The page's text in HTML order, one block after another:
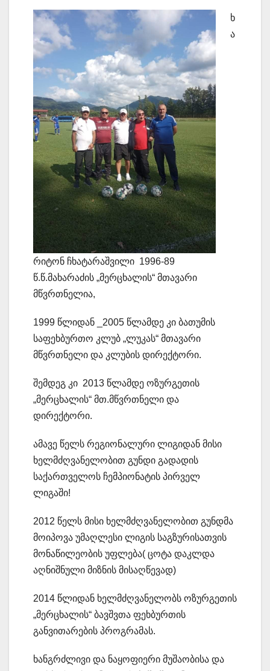
ხ
ა
რიტონ ჩხატარაშვილი 1996-89
წ.წ.მახარაძის „მერცხალის“ მთავარი
მწვრთნელია,
1999 წლიდან _2005 წლამდე კი ბათუმის
საფეხბურთო კლუბ „ლუკას“ მთავარი
მწვრთნელი და კლუბის დირექტორი.
შემდეგ კი 2013 წლამდე ოზურგეთის
„მერცხალის“ მთ.მწვრთნელი და
დირექტორი.
ამავე წელს რეგიონალური ლიგიდან მისი
ხელმძღვანელობით გუნდი გადადის
საქართველოს ჩემპიონატის პირველ
ლიგაში!
2012 წელს მისი ხელმძღვანელობით გუნდმა
მოიპოვა უმაღლესი ლიგის საგზურისათვის
მონაწილეობის უფლება( ცოტა დაკლდა
აღნიშნული მიზნის მისაღწევად)
2014 წლიდან ხელმძღვანელობს ოზურგეთის
„მერცხალის“ ბავშვთა ფეხბურთის
განვითარების პროგრამას.
ხანგრძლივი და ნაყოფიერი მუშაობისა და